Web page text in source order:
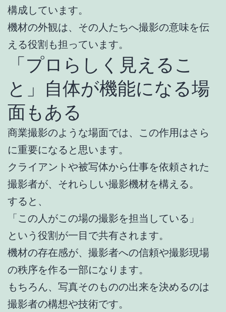
構成しています。
機材の外観は、その人たちへ撮影の意味を伝
える役割も担っています。
「プロらしく見えるこ
と」自体が機能になる場
面もある
商業撮影のような場面では、この作用はさら
に重要になると思います。
クライアントや被写体から仕事を依頼された
撮影者が、それらしい撮影機材を構える。
すると、
「この人がこの場の撮影を担当している」
という役割が一目で共有されます。
機材の存在感が、撮影者への信頼や撮影現場
の秩序を作る一部になります。
もちろん、写真そのものの出来を決めるのは
撮影者の構想や技術です。